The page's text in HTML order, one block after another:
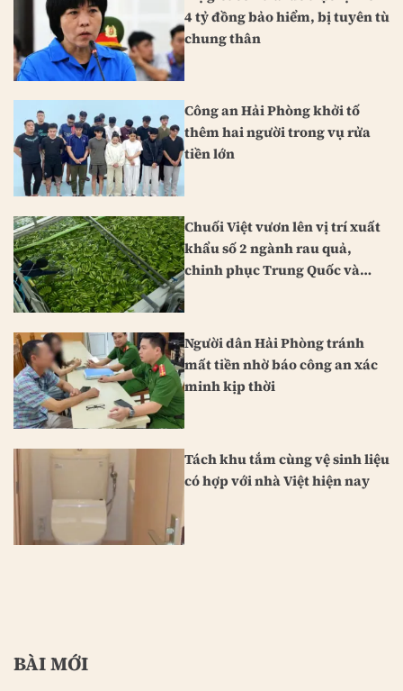
4 tỷ đồng bảo hiểm, bị tuyên tù
chung thân
Công an Hải Phòng khởi tố
thêm hai người trong vụ rửa
tiền lớn
Chuối Việt vươn lên vị trí xuất
khẩu số 2 ngành rau quả,
chinh phục Trung Quốc và
Người dân Hải Phòng tránh
mất tiền nhờ báo công an xác
minh kịp thời
Tách khu tắm cùng vệ sinh liệu
có hợp với nhà Việt hiện nay
BÀI MỚI